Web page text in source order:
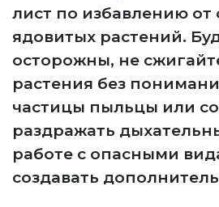
лист по избавлению от
ядовитых растений.
осторожны, не
растения без
частицы пыльцы или
раздражать
работе с опасными
создавать